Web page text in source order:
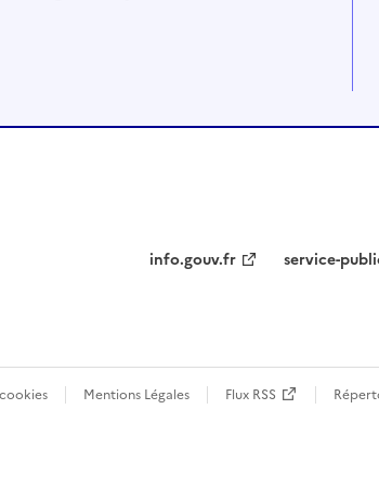
info.gouv.fr service-
Mentions Légales Flux RSS